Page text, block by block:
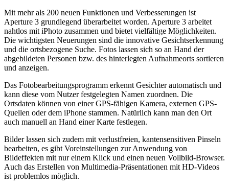
Mit mehr als 200 neuen Funktionen und Verbesserungen ist
Aperture 3 grundlegend überarbeitet worden. Aperture 3 arbeitet
nahtlos mit iPhoto zusammen und bietet vielfältige Möglichkeiten.
Die wichtigsten Neuerungen sind die innovative Gesichtserkennung
und die ortsbezogene Suche. Fotos lassen sich so an Hand der
abgebildeten Personen bzw. des hinterlegten Aufnahmeorts sortieren
und anzeigen.
Das Fotobearbeitungsprogramm erkennt Gesichter automatisch und
kann diese vom Nutzer festgelegten Namen zuordnen. Die
Ortsdaten können von einer GPS-fähigen Kamera, externen GPS-
Quellen oder dem iPhone stammen. Natürlich kann man den Ort
auch manuell an Hand einer Karte festlegen.
Bilder lassen sich zudem mit verlustfreien, kantensensitiven Pinseln
bearbeiten, es gibt Voreinstellungen zur Anwendung von
Bildeffekten mit nur einem Klick und einen neuen Vollbild-Browser.
Auch das Erstellen von Multimedia-Präsentationen mit HD-Videos
ist problemlos möglich.